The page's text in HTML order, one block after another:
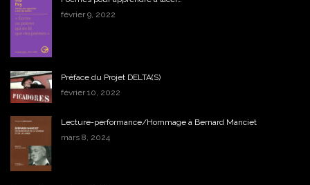
février 9, 2022
Préface du Projet DELTA(S)
février 10, 2022
Lecture-performance/Hommage à Bernard Manciet
mars 8, 2024